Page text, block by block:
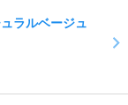
ラルベージュ